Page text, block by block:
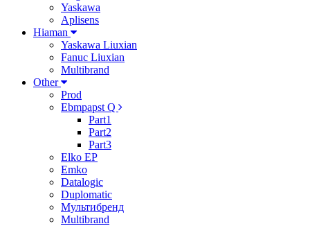
Yaskawa
Aplisens
Hiaman
Yaskawa Liuxian
Fanuc Liuxian
Multibrand
Other
Prod
Ebmpapst Q
Part1
Part2
Part3
Elko EP
Emko
Datalogic
Duplomatic
Мультибренд
Multibrand